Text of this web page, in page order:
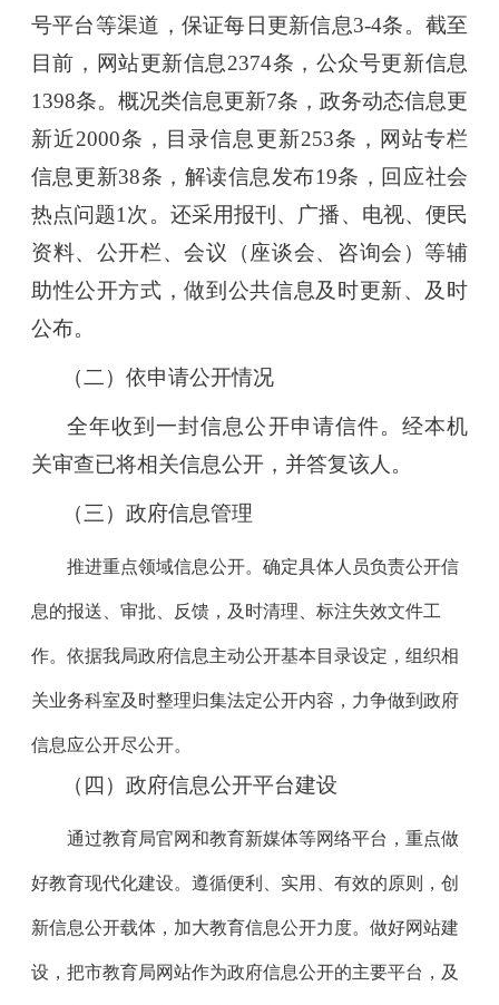
号平台等渠道，保证每日更新信息3-4条。截至
目前，网站更新信息2374条，公众号更新信息
1398条。概况类信息更新7条，政务动态信息更
新近2000条，目录信息更新253条，网站专栏
信息更新38条，解读信息发布19条，回应社会
热点问题1次。还采用报刊、广播、电视、便民
资料、公开栏、会议（座谈会、咨询会）等辅
助性公开方式，做到公共信息及时更新、及时
公布。
（二）依申请公开情况
全年收到一封信息公开申请信件。经本机
关审查已将相关信息公开，并答复该人。
（三）政府信息管理
推进重点领域信息公开。确定具体人员负责公开信
息的报送、审批、反馈，及时清理、标注失效文件工
作。 依据我局政府信息主动公开基本目录设定，组织相
关业务科室及时整理归集法定公开内容，力争做到政府
信息应公开尽公开。
（四）政府信息公开平台建设
通过教育局官网和教育新媒体等网络平台，重点做
好教育现代化建设。遵循便利、实用、有效的原则，创
新信息公开载体，加大教育信息公开力度。 做好网站建
设，把市教育局网站作为政府信息公开的主要平台，及